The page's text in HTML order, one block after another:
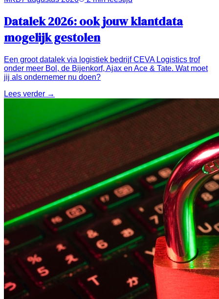
Datalek 2026: ook jouw klantdata
mogelijk gestolen
Een groot datalek via logistiek bedrijf CEVA Logistics trof
onder meer Bol, de Bijenkorf, Ajax en Ace & Tate. Wat moet
jij als ondernemer nu doen?
Lees verder →